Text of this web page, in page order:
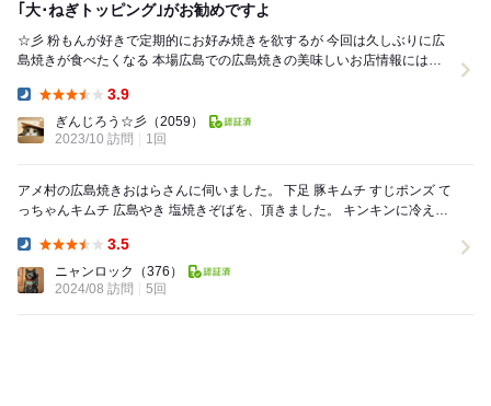
｢大･ねぎトッピング｣がお勧めですよ
☆彡 粉もんが好きで定期的にお好み焼きを欲するが 今回は久しぶりに広
島焼きが食べたくなる 本場広島での広島焼きの美味しいお店情報には疎
3.9
ぎんじろう☆彡 （2059）
2023/10 訪問
1回
アメ村の広島焼きおはらさんに伺いました。 下足 豚キムチ すじポンズ て
っちゃんキムチ 広島やき 塩焼きぞばを、頂きました。 キンキンに冷えた
3.5
ニャンロック
（376）
2024/08 訪問
5回